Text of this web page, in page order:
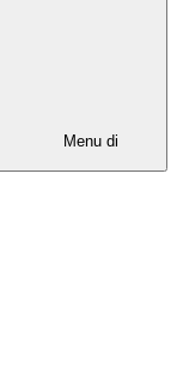
Menu di